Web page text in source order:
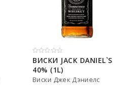
ВИСКИ JACK DANIEL`S
40% (1L)
Виски Джек Дэниелс